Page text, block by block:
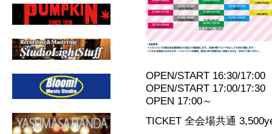
OPEN/START 16:30/
OPEN/START 17:00/
OPEN 17:00～
TICKET 全会場共通